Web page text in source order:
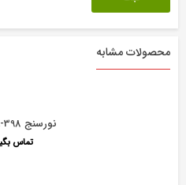
محصولات مشابه
نورسنج L-398 آنالوگ
تماس